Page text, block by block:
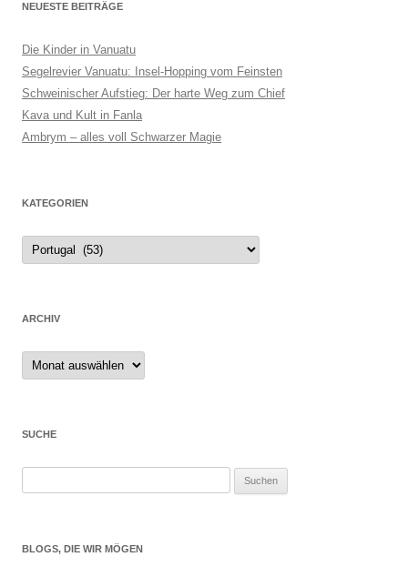
NEUESTE BEITRÄGE
Die Kinder in Vanuatu
Segelrevier Vanuatu: Insel-Hopping vom Feinsten
Schweinischer Aufstieg: Der harte Weg zum Chief
Kava und Kult in Fanla
Ambrym – alles voll Schwarzer Magie
KATEGORIEN
ARCHIV
Archiv
SUCHE
BLOGS, DIE WIR MÖGEN